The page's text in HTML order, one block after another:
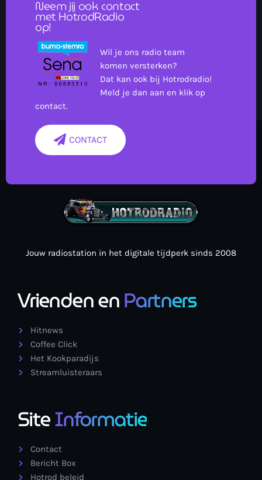
Neem jij ook contact
met HotrodRadio
op!
Wil je ons radio team
komen versterken?
Dat kan ook bij Hotrodradio!
Meld je dan aan en klik op
contact.
CONTACT
Jouw radiostation in het digitale tijdperk sinds 2008
Vrienden enPartners
Hitnews
Coffee Click
Het Kookparadijs
Streamluisteraars
SiteInformatie
Contact
Bericht Box
Hotrod beleid